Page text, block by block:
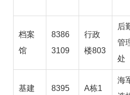
档案
馆
8386
3109
行政
楼803
后
管
处
基建 8395 A栋1
海